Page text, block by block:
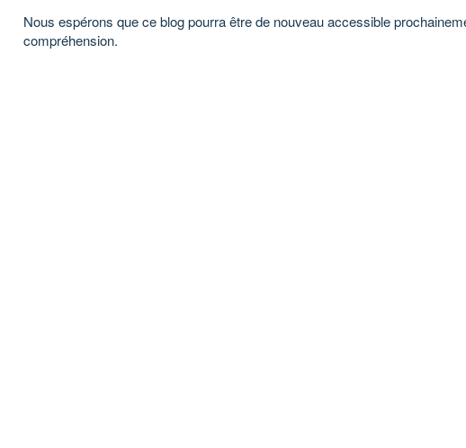
Nous espérons que ce blog pourra être de nouveau accessible
compréhension.